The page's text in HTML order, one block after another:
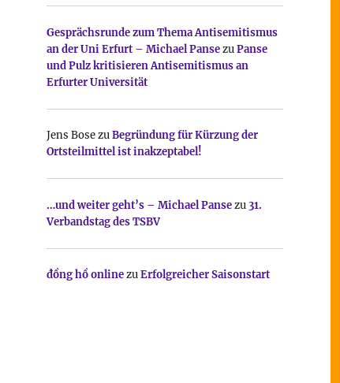
Gesprächsrunde zum Thema Antisemitismus
an der Uni Erfurt – Michael PansezuPanse
und Pulz kritisieren Antisemitismus an
Erfurter Universität
Jens BosezuBegründung für Kürzung der
Ortsteilmittel ist inakzeptabel!
…und weiter geht’s – Michael Pansezu31.
Verbandstag des TSBV
đồng hồ onlinezuErfolgreicher Saisonstart